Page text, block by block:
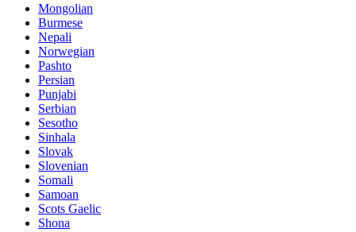
Mongolian
Burmese
Nepali
Norwegian
Pashto
Persian
Punjabi
Serbian
Sesotho
Sinhala
Slovak
Slovenian
Somali
Samoan
Scots Gaelic
Shona